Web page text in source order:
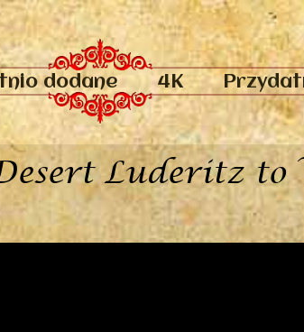
dodane 4K
Luderitz to